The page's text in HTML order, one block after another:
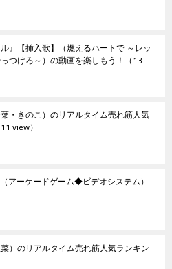
』【挿入歌】（燃えるハートで ～レッ
つけろ～）の動画を楽しもう！ （13
菜・きのこ）のリアルタイム売れ筋人気
11 view）
（アーケードゲーム◆ビデオシステム）
菜）のリアルタイム売れ筋人気ランキン